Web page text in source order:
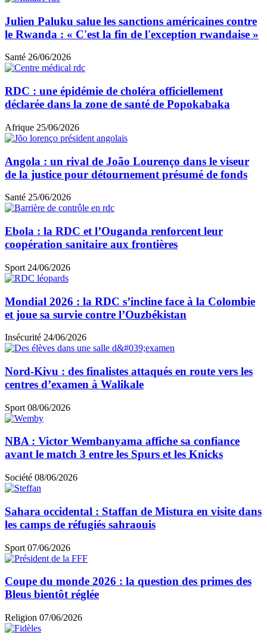
Julien Paluku salue les sanctions américaines contre
le Rwanda : « C'est la fin de l'exception rwandaise »
Santé 26/06/2026
RDC : une épidémie de choléra officiellement
déclarée dans la zone de santé de Popokabaka
Afrique 25/06/2026
Angola : un rival de João Lourenço dans le viseur
de la justice pour détournement présumé de fonds
Santé 25/06/2026
Ebola : la RDC et l’Ouganda renforcent leur
coopération sanitaire aux frontières
Sport 24/06/2026
Mondial 2026 : la RDC s’incline face à la Colombie
et joue sa survie contre l’Ouzbékistan
Insécurité 24/06/2026
Nord-Kivu : des finalistes attaqués en route vers les
centres d’examen à Walikale
Sport 08/06/2026
NBA : Victor Wembanyama affiche sa confiance
avant le match 3 entre les Spurs et les Knicks
Société 08/06/2026
Sahara occidental : Staffan de Mistura en visite dans
les camps de réfugiés sahraouis
Sport 07/06/2026
Coupe du monde 2026 : la question des primes des
Bleus bientôt réglée
Religion 07/06/2026